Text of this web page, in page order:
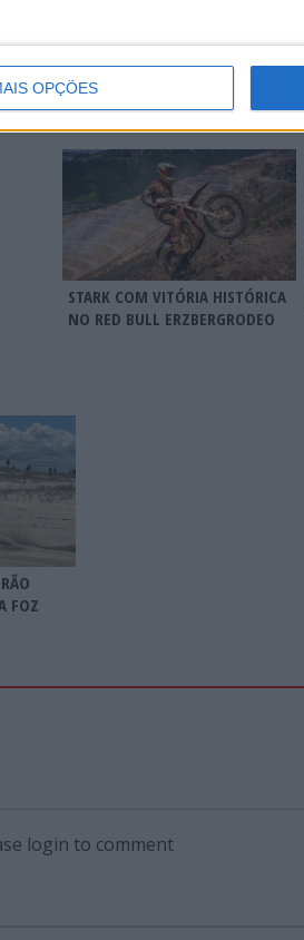
OPÇÕESPICHON ENCERRA COM VITÓRIA
STARK COM VITÓRIA HISTÓRICA
NO RED BULL ERZBERGRODEO
FOZ
login to comment